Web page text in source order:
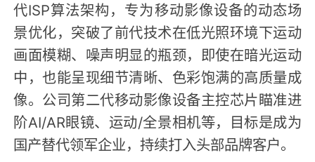
代ISP算法架构，专为移动影像设备的动态场
景优化，突破了前代技术在低光照环境下运动
画面模糊、噪声明显的瓶颈，即使在暗光运动
中，也能呈现细节清晰、色彩饱满的高质量成
像。公司第二代移动影像设备主控芯片瞄准进
阶AI/AR眼镜、运动/全景相机等，目标是成为
国产替代领军企业，持续打入头部品牌客户。